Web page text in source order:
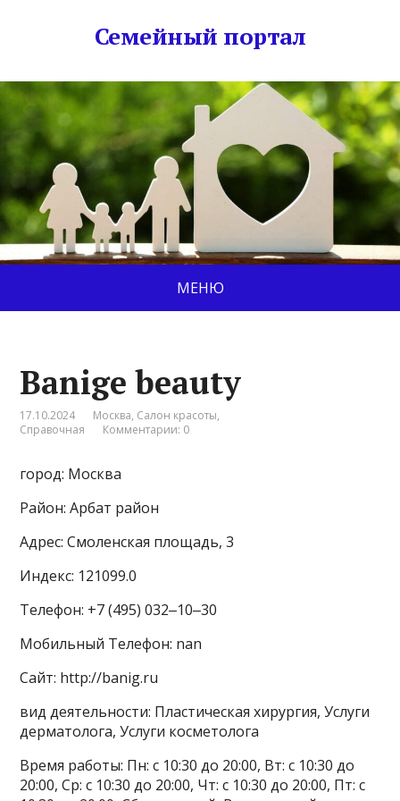
Семейный портал
МЕНЮ
Banige beauty
17.10.2024 Москва, Салон красоты,
Справочная
Комментарии: 0
город: Москва
Район: Арбат район
Адрес: Смоленская площадь, 3
Индекс: 121099.0
Телефон: +7 (495) 032‒10‒30
Мобильный Телефон: nan
Сайт: http://banig.ru
вид деятельности: Пластическая хирургия, Услуги
дерматолога, Услуги косметолога
Время работы: Пн: с 10:30 до 20:00, Вт: с 10:30 до
20:00, Ср: с 10:30 до 20:00, Чт: с 10:30 до 20:00, Пт: с